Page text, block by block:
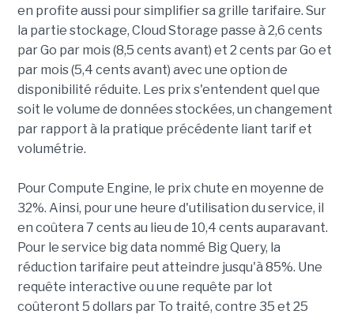
en profite aussi pour simplifier sa grille tarifaire. Sur
la partie stockage, Cloud Storage passe à 2,6 cents
par Go par mois (8,5 cents avant) et 2 cents par Go et
par mois (5,4 cents avant) avec une option de
disponibilité réduite. Les prix s'entendent quel que
soit le volume de données stockées, un changement
par rapport à la pratique précédente liant tarif et
volumétrie.
Pour Compute Engine, le prix chute en moyenne de
32%. Ainsi, pour une heure d'utilisation du service, il
en coûtera 7 cents au lieu de 10,4 cents auparavant.
Pour le service big data nommé Big Query, la
réduction tarifaire peut atteindre jusqu'à 85%. Une
requête interactive ou une requête par lot
coûteront 5 dollars par To traité, contre 35 et 25